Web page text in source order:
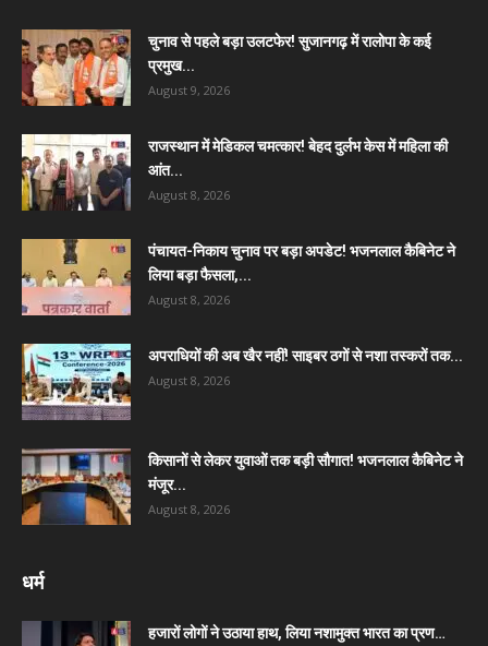
चुनाव से पहले बड़ा उलटफेर! सुजानगढ़ में रालोपा के कई
प्रमुख...
August 9, 2026
राजस्थान में मेडिकल चमत्कार! बेहद दुर्लभ केस में महिला की
आंत...
August 8, 2026
पंचायत-निकाय चुनाव पर बड़ा अपडेट! भजनलाल कैबिनेट ने
लिया बड़ा फैसला,...
August 8, 2026
अपराधियों की अब खैर नहीं! साइबर ठगों से नशा तस्करों तक...
August 8, 2026
किसानों से लेकर युवाओं तक बड़ी सौगात! भजनलाल कैबिनेट ने
मंजूर...
August 8, 2026
धर्म
हजारों लोगों ने उठाया हाथ, लिया नशामुक्त भारत का प्रण…